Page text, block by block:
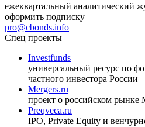
ежеквартальный аналитический
оформить подписку
pro@cbonds.info
Спец проекты
Investfunds
универсальный ресурс по
частного инвестора России
Mergers.ru
проект о российском рынке
Preqveca.ru
IPO, Private Equity и